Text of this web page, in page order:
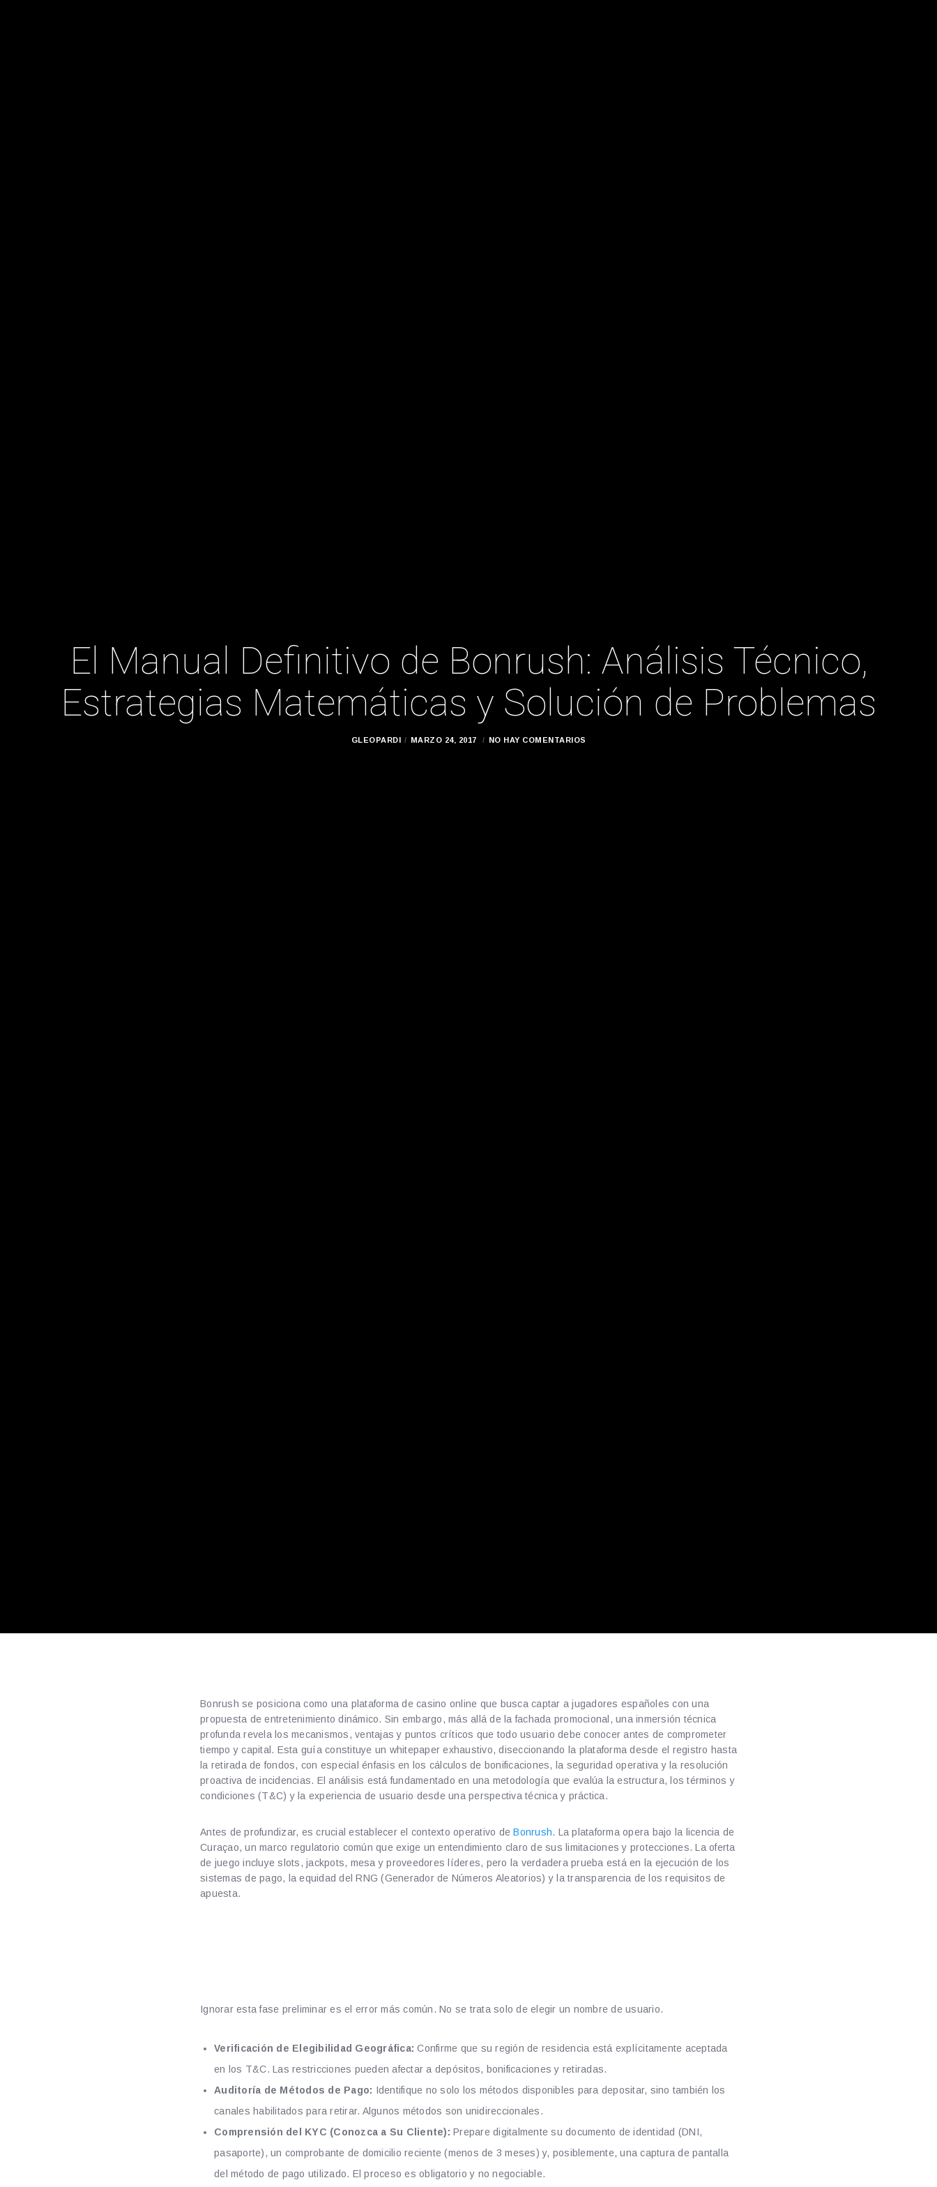
El Manual Definitivo de Bonrush: Análisis Técnico,
Estrategias Matemáticas y Solución de Problemas
GLEOPARDI MARZO 24, 2017 NO HAY COMENTARIOS
Bonrush se posiciona como una plataforma de casino online que busca captar a jugadores españoles con una
propuesta de entretenimiento dinámico. Sin embargo, más allá de la fachada promocional, una inmersión técnica
profunda revela los mecanismos, ventajas y puntos críticos que todo usuario debe conocer antes de comprometer
tiempo y capital. Esta guía constituye un whitepaper exhaustivo, diseccionando la plataforma desde el registro hasta
la retirada de fondos, con especial énfasis en los cálculos de bonificaciones, la seguridad operativa y la resolución
proactiva de incidencias. El análisis está fundamentado en una metodología que evalúa la estructura, los términos y
condiciones (T&C) y la experiencia de usuario desde una perspectiva técnica y práctica.
Antes de profundizar, es crucial establecer el contexto operativo deBonrush. La plataforma opera bajo la licencia de
Curaçao, un marco regulatorio común que exige un entendimiento claro de sus limitaciones y protecciones. La oferta
de juego incluye slots, jackpots, mesa y proveedores líderes, pero la verdadera prueba está en la ejecución de los
sistemas de pago, la equidad del RNG (Generador de Números Aleatorios) y la transparencia de los requisitos de
apuesta.
Ignorar esta fase preliminar es el error más común. No se trata solo de elegir un nombre de usuario.
Verificación de Elegibilidad Geográfica: Confirme que su región de residencia está explícitamente aceptada
en los T&C. Las restricciones pueden afectar a depósitos, bonificaciones y retiradas.
Auditoría de Métodos de Pago: Identifique no solo los métodos disponibles para depositar, sino también los
canales habilitados para retirar. Algunos métodos son unidireccionales.
Comprensión del KYC (Conozca a Su Cliente): Prepare digitalmente su documento de identidad (DNI,
pasaporte), un comprobante de domicilio reciente (menos de 3 meses) y, posiblemente, una captura de pantalla
del método de pago utilizado. El proceso es obligatorio y no negociable.